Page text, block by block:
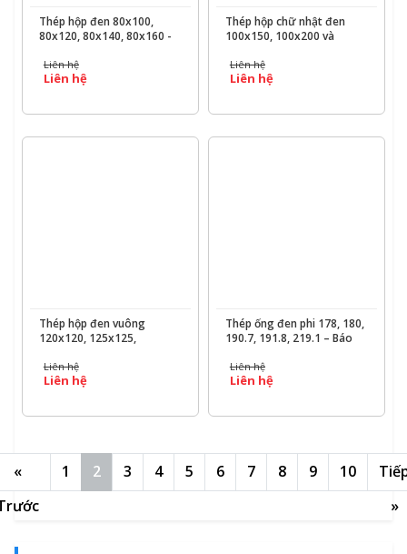
Thép hộp đen 80x100,
80x120, 80x140, 80x160 -
– Ống Thép 190
Liên hệ
Liên hệ
Thép hộp chữ nhật đen
100x150, 100x200 và
cách chi tiết – Ống Thép
190
Liên hệ
Liên hệ
Thép hộp đen vuông
120x120, 125x125,
Liên hệ
Liên hệ
Thép ống đen phi 178, 180,
190.7, 191.8, 219.1 – Báo
Ống Thép 190
Liên hệ
Liên hệ
«
1 2 3 4 5 6 7 8 9 10
»